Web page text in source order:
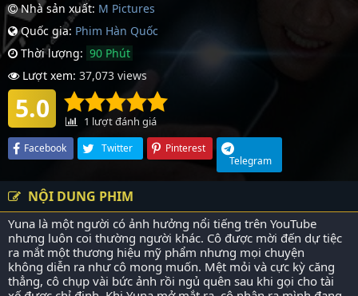
Nhà sản xuất: M Pictures
Quốc gia: Phim Hàn Quốc
Thời lượng: 90 Phút
Lượt xem: 37,073 views
5.0 1 lượt đánh giá
Facebook Twitter
Pinterest
Telegram
NỘI DUNG PHIM
Yuna là một người có ảnh hưởng nổi tiếng trên YouTube
nhưng luôn coi thường người khác. Cô được mời đến dự tiệc
ra mắt một thương hiệu mỹ phẩm nhưng mọi chuyện
không diễn ra như cô mong muốn. Mệt mỏi và cực kỳ căng
thẳng, cô chụp vài bức ảnh rồi ngủ quên sau khi gọi cho tài